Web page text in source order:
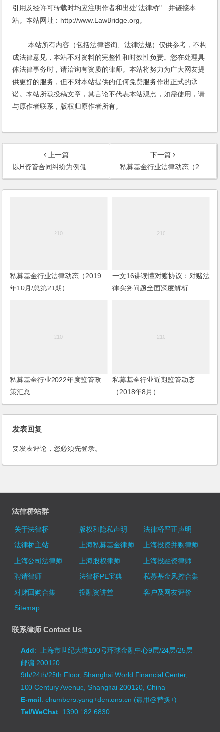
引用及经许可转载时均应注明作者和出处"法律桥"，并链接本
站。本站网址：http://www.LawBridge.org。
本站所有内容（包括法律咨询、法律法规）仅供参考，不构
成法律意见，本站不对资料的完整性和时效性负责。您在处理具
体法律事务时，请洽询有资质的律师。本站将努力为广大网友提
供更好的服务，但不对本站提供的任何免费服务作出正式的承
诺。本站所载投稿文章，其言论不代表本站观点，如需使用，请
与原作者联系，版权归原作者所有。
上一篇
以H资管合同纠纷为例侃侃私募基金风险防控那些事儿
下一篇
私募基金行业法律动态（2022年3月/总第49期）
私募基金行业法律动态（2019
年10月/总第21期）
一文16讲读懂对赌协议：对赌法
律实务问题全面深度解析
私募基金行业2022年度监管政
策汇总
私募基金行业近期监管动态
（2018年8月）
发表回复
要发表评论，您必须先登录。
法律桥站群
关于法律桥 版权和隐私声明
法律桥严正声明
法律桥主站
上海私募基金律师
上海投资并购律师
上海公司法律师
上海股权律师
上海投融资律师
聘请律师
法律桥PE宝典
私募基金风控合集
对赌回购合集
投融资讲堂
客户及网友评价
Sitemap
联系律师 Contact Us
Add: 上海市世纪大道100号环球金融中心9层/24层/25层
邮编:200120
9th/24th/25th Floor, Shanghai World Financial Center,
100 Century Avenue, Shanghai 200120, China
E-mail: chambers.yang+dentons.cn (请用@替换+)
Tel/WeChat: 1390 182 6830